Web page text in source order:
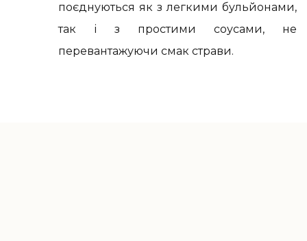
поєднуються як з легкими бульйонами,
так і з простими соусами, не
перевантажуючи смак страви.